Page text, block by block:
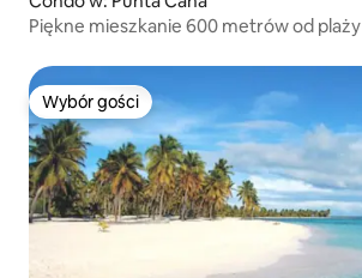
Piękne mieszkanie 600 metrów od plaży
Wybór gości
Wybór gości